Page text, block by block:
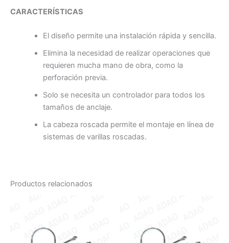
CARACTERÍSTICAS
El diseño permite una instalación rápida y sencilla.
Elimina la necesidad de realizar operaciones que
requieren mucha mano de obra, como la
perforación previa.
Solo se necesita un controlador para todos los
tamaños de anclaje.
La cabeza roscada permite el montaje en línea de
sistemas de varillas roscadas.
Productos relacionados